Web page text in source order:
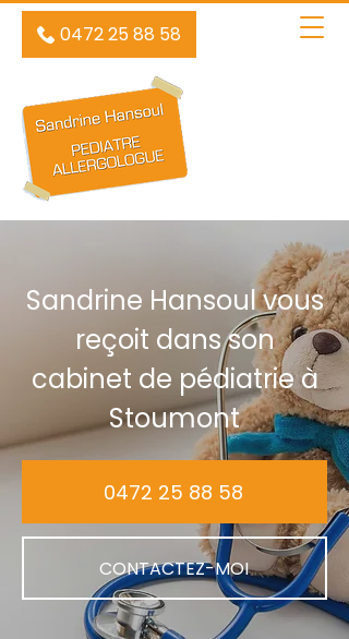
0472 25 88 58
Sandrine Hansoul vous
reçoit dans son
cabinet de pédiatrie à
Stoumont
0472 25 88 58
CONTACTEZ-MOI